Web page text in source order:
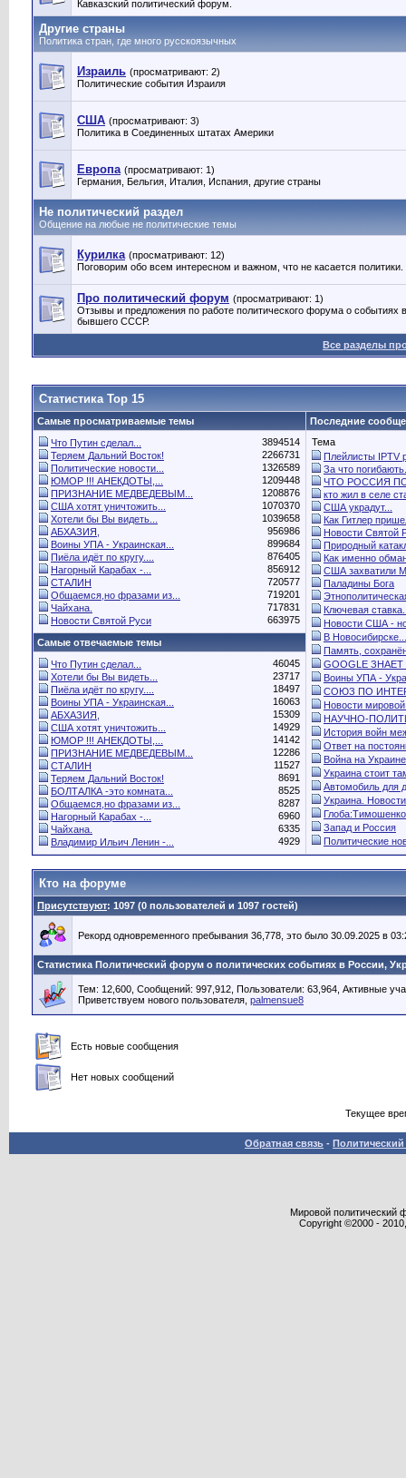
Кавказский политический форум.
Другие страны
Политика стран, где много русскоязычных
Израиль (просматривают: 2)
Политические события Израиля
США (просматривают: 3)
Политика в Соединенных штатах Америки
Европа (просматривают: 1)
Германия, Бельгия, Италия, Испания, другие страны
Не политический раздел
Общение на любые не политические темы
Курилка (просматривают: 12)
Поговорим обо всем интересном и важном, что не касается политики.
Про политический форум (просматривают: 1)
Отзывы и предложения по работе политического форума о событиях
бывшего СССР.
Все разделы
Статистика Top 15
Самые просматриваемые темы
Последние
Что Путин сделал...
3894514
Теряем Дальний Восток!
2266731
Политические новости...
1326589
ЮМОР !!! АНЕКДОТЫ,...
1209448
ПРИЗНАНИЕ МЕДВЕДЕВЫМ...
1208876
США хотят уничтожить...
1070370
Хотели бы Вы видеть...
1039658
АБХАЗИЯ,
956986
Воины УПА - Украинская...
899684
Пиёла идёт по кругу....
876405
Нагорный Карабах -...
856912
СТАЛИН
720577
Общаемся,но фразами из...
719201
Чайхана.
717831
Новости Святой Руси
663975
Тема
Плейлисты IPTV
За что
ЧТО РОССИЯ
кто жил в селе
США украдут...
Как Гитлер
Новости Святой
Природный
Как именно
США захватили
Паладины Бога
Ключевая
Новости США -
В Новосибирске...
Память,
GOOGLE
Воины УПА -
СОЮЗ ПО
Новости
НАУЧНО-
История войн
Ответ на
Война на
Украина стоит
Автомобиль для
Украина.
Запад и Россия
Политические
Самые отвечаемые темы
Что Путин сделал...
46045
Хотели бы Вы видеть...
23717
Пиёла идёт по кругу....
18497
Воины УПА - Украинская...
16063
АБХАЗИЯ,
15309
США хотят уничтожить...
14929
ЮМОР !!! АНЕКДОТЫ,...
14142
ПРИЗНАНИЕ МЕДВЕДЕВЫМ...
12286
СТАЛИН
11527
Теряем Дальний Восток!
8691
БОЛТАЛКА -это комната...
8525
Общаемся,но фразами из...
8287
Нагорный Карабах -...
6960
Чайхана.
6335
Владимир Ильич Ленин -...
4929
Кто на форуме
Присутствуют: 1097 (0 пользователей и 1097 гостей)
Рекорд одновременного пребывания 36,778, это было 30.09.2025 в
Статистика Политический форум о политических событиях в России,
Тем: 12,600, Сообщений: 997,912, Пользователи: 63,964, Активные
Приветствуем нового пользователя, palmensue8
Есть новые сообщения
Нет новых сообщений
Текущее
Обратная связь -
Мировой политический
Copyright ©2000 -